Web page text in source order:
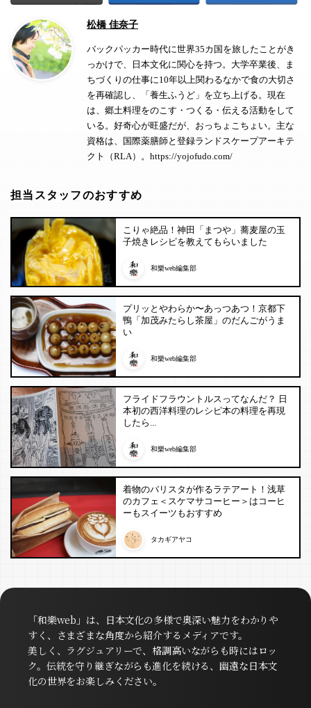
松橋 佳奈子
バックパッカー時代に世界35カ国を旅したことがき
っかけで、日本文化に関心を持つ。大学卒業後、ま
ちづくりの仕事に10年以上関わるなかで食の大切さ
を再確認し、
「養生ふうど」 を立ち上げる。現在
は、郷土料理をのこす・つくる・伝える活動をして
いる。好奇心が旺盛だが、おっちょこちょい。主な
資格は、国際薬膳師と登録ランドスケープアーキテ
クト（RLA）。 https://yojofudo.com/
担当スタッフのおすすめ
こりゃ絶品！神田「まつや」蕎麦屋の玉
子焼きレシピを教えてもらいました
和樂web編集部
プリッとやわらか〜あっつあつ！京都下
鴨「加茂みたらし茶屋」のだんごがうま
い
和樂web編集部
フライドフラウントルスってなんだ？ 日
本初の西洋料理のレシピ本の料理を再現
したら...
和樂web編集部
着物のバリスタが作るラテアート！浅草
のカフェ＜スケマサコーヒー＞はコーヒ
ーもスイーツもおすすめ
タカギアヤコ
「和樂web」は、日本文化の多様で奥深い魅力をわかりや
すく、さまざまな角度から紹介するメディアです。
美しく、ラグジュアリーで、格調高いながらも時にはロッ
ク。伝統を守り継ぎながらも進化を続ける、幽遠な日本文
化の世界をお楽しみください。